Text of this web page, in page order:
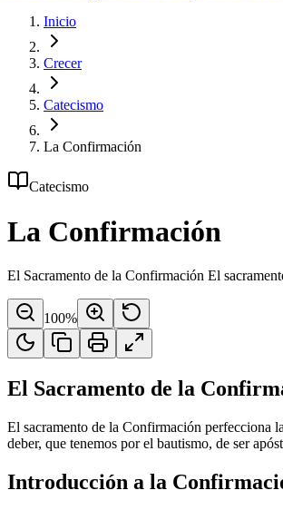
Inicio
Crecer
Catecismo
La Confirmación
Catecismo
La Confirmación
El Sacramento de la Confirmación El
100%
El Sacramento de la
El sacramento de la Confirmación perfecciona
deber, que tenemos por el bautismo, de ser
Introducción a la